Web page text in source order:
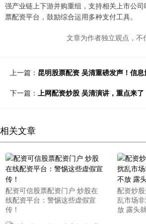
强产业链上下游并购重组，支持相关上市公
票配资平台，鼓励综合运用多种支付工具。
文章为作者独立观点，不
上一篇： 昆明股票配资 吴清重磅发声！信
下一篇： 上网配资炒股 吴清演讲，重点来了
相关文章
配资可信股票配资门户 炒股在
线配资平台：警惕这些虚假宣
传！
配资炒
乱市场
放 露头